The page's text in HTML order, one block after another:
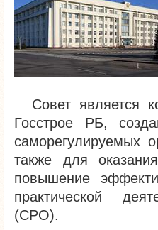
Совет является
Госстрое РБ,
саморегулируемых
также для
повышение
практической
(СРО).